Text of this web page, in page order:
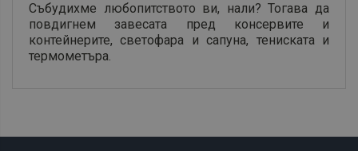
Събудихме любопитството ви, нали? Тогава да
повдигнем завесата пред консервите и
контейнерите, светофара и сапуна, тениската и
термометъра.